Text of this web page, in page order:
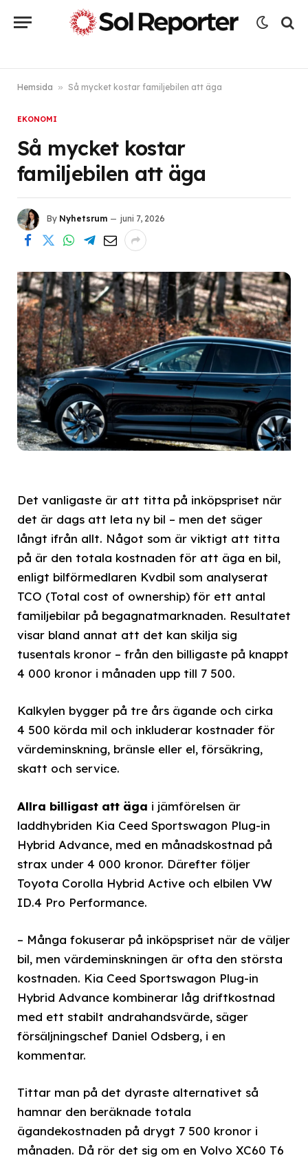
Hemsida » Så mycket kostar familjebilen att äga
EKONOMI
Så mycket kostar
familjebilen att äga
By Nyhetsrum juni 7, 2026
Det vanligaste är att titta på inköpspriset när
det är dags att leta ny bil – men det säger
långt ifrån allt. Något som är viktigt att titta
på är den totala kostnaden för att äga en bil,
enligt bilförmedlaren Kvdbil som analyserat
TCO (Total cost of ownership) för ett antal
familjebilar på begagnatmarknaden. Resultatet
visar bland annat att det kan skilja sig
tusentals kronor – från den billigaste på knappt
4 000 kronor i månaden upp till 7 500.
Kalkylen bygger på tre års ägande och cirka
4 500 körda mil och inkluderar kostnader för
värdeminskning, bränsle eller el, försäkring,
skatt och service.
Allra billigast att äga i jämförelsen är
laddhybriden Kia Ceed Sportswagon Plug-in
Hybrid Advance, med en månadskostnad på
strax under 4 000 kronor. Därefter följer
Toyota Corolla Hybrid Active och elbilen VW
ID.4 Pro Performance.
– Många fokuserar på inköpspriset när de väljer
bil, men värdeminskningen är ofta den största
kostnaden. Kia Ceed Sportswagon Plug-in
Hybrid Advance kombinerar låg driftkostnad
med ett stabilt andrahandsvärde, säger
försäljningschef Daniel Odsberg, i en
kommentar.
Tittar man på det dyraste alternativet så
hamnar den beräknade totala
ägandekostnaden på drygt 7 500 kronor i
månaden. Då rör det sig om en Volvo XC60 T6